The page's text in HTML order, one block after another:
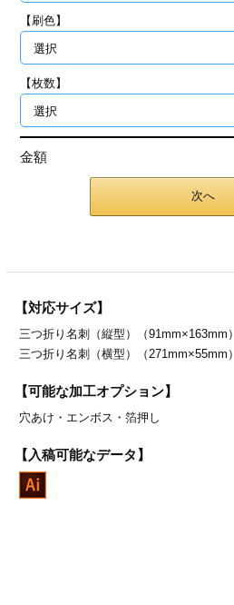
印刷
リーブ印刷
フォルダー
ファイル印刷
ァイル印刷
印刷
リーブ
ー印刷
【刷色】
【枚数】
金額
次へ
【対応サイズ】
三つ折り名刺（縦型）（91mm×163mm）
三つ折り名刺（横型）（271mm×55mm）
【可能な加工オプション】
穴あけ・ エンボス・ 箔押し
【入稿可能なデータ】